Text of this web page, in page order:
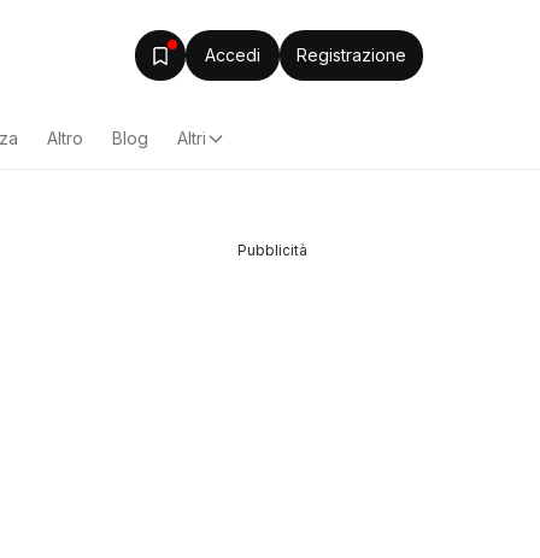
Accedi Registrazione
Altro Blog Altri
Pubblicità